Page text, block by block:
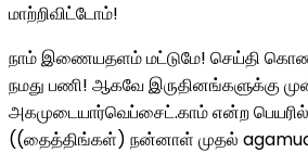
மாற்றிவிட்டோம்!
நாம் இணையதளம் மட்டுமே! செய்தி
நமது பணி! ஆகவே இருதினங்களுக்கு
அகமுடையார்வெப்சைட்.காம் என்ற
((தைத்திங்கள்) நன்னாள் முதல்